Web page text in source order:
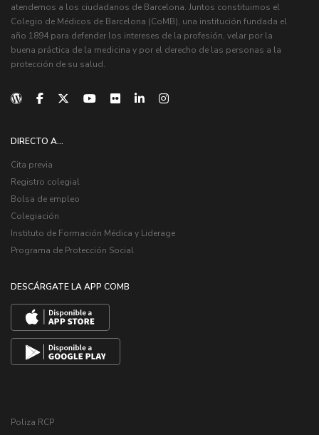
atendemos a los ciudadanos de Barcelona. Juntos constituimos el
Colegio de Médicos de Barcelona (CoMB), una institución fundada el
año 1894 para defender los intereses de la profesión, velar por la
buena práctica de la medicina y por el derecho de las personas a la
protección de su salud.
DIRECTO A...
Cita previa
Registro colegial
Bolsa de empleo
Colegiación
Instituto de Formación Médica y Liderage
Programa de Protección Social
DESCÁRGATE LA APP COMB
Poliza RCP